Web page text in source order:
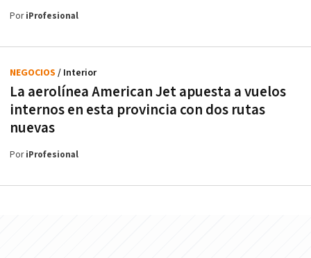
PoriProfesional
La aerolínea American Jet apuesta a vuelos
internos en esta provincia con dos rutas
nuevas
NEGOCIOS / Interior
PoriProfesional